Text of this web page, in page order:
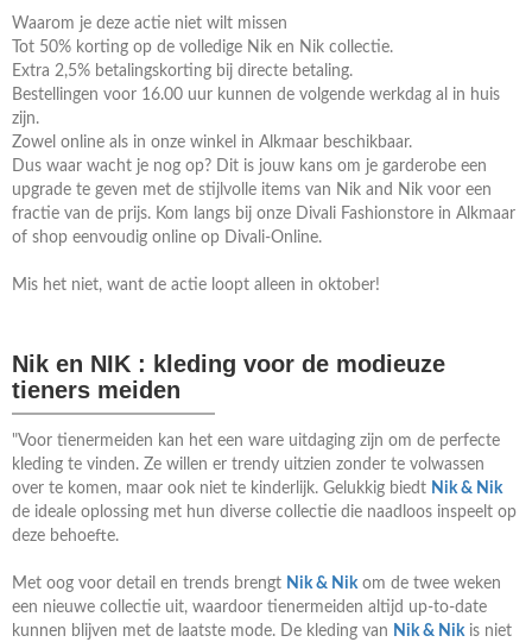
Waarom je deze actie niet wilt missen
Tot 50% korting op de volledige Nik en Nik collectie.
Extra 2,5% betalingskorting bij directe betaling.
Bestellingen voor 16.00 uur kunnen de volgende werkdag al in huis
zijn.
Zowel online als in onze winkel in Alkmaar beschikbaar.
Dus waar wacht je nog op? Dit is jouw kans om je garderobe een
upgrade te geven met de stijlvolle items van Nik and Nik voor een
fractie van de prijs. Kom langs bij onze Divali Fashionstore in Alkmaar
of shop eenvoudig online op Divali-Online.
Mis het niet, want de actie loopt alleen in oktober!
Nik en NIK : kleding voor de modieuze
tieners meiden
"Voor tienermeiden kan het een ware uitdaging zijn om de perfecte
kleding te vinden. Ze willen er trendy uitzien zonder te volwassen
over te komen, maar ook niet te kinderlijk. Gelukkig biedt Nik & Nik
de ideale oplossing met hun diverse collectie die naadloos inspeelt op
deze behoefte.
Met oog voor detail en trends brengt Nik & Nik om de twee weken
een nieuwe collectie uit, waardoor tienermeiden altijd up-to-date
kunnen blijven met de laatste mode. De kleding van Nik & Nik is niet